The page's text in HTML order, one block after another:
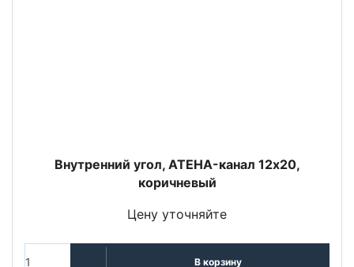
Внутренний угол, ATEHA-канал 12x20,
коричневый
Цену уточняйте
В корзину